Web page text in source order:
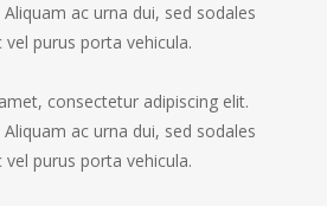
ac urna dui, sed sodales
vel purus porta vehicula.
consectetur adipiscing elit.
ac urna dui, sed sodales
vel purus porta vehicula.